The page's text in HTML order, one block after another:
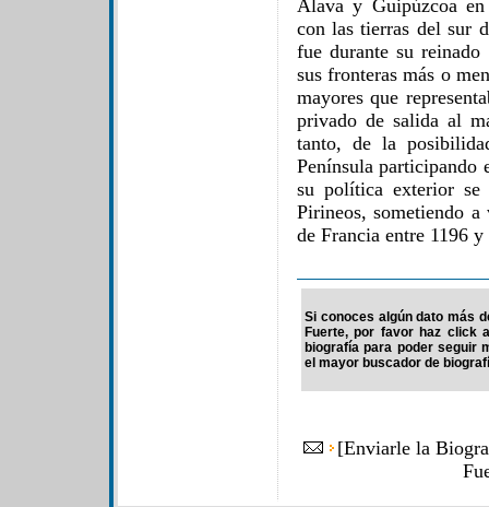
Álava y Guipúzcoa
con las tierras del sur
fue durante su reinado
sus fronteras más o
mayores que
privado de salida al
tanto, de la
Península participando
su política exterior
Pirineos, sometiendo
de Francia entre 1196
Si conoces algún dato más
Fuerte, por favor haz click
biografía para poder seguir
el mayor buscador de
[Enviarle la